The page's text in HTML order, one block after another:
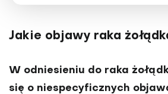
Jakie objawy raka
W odniesieniu do raka
się o niespe­cyficznych